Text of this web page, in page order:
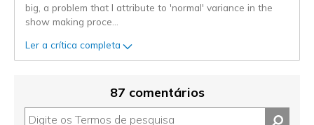
big, a problem that I attribute to 'normal' variance in the
show making proce
Ler a crítica completa
87 comentários